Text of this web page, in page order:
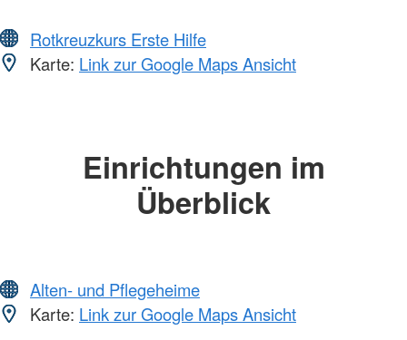
Rotkreuzkurs Erste Hilfe
Karte: Link zur Google Maps Ansicht
Einrichtungen im
Überblick
Alten- und Pflegeheime
Karte: Link zur Google Maps Ansicht